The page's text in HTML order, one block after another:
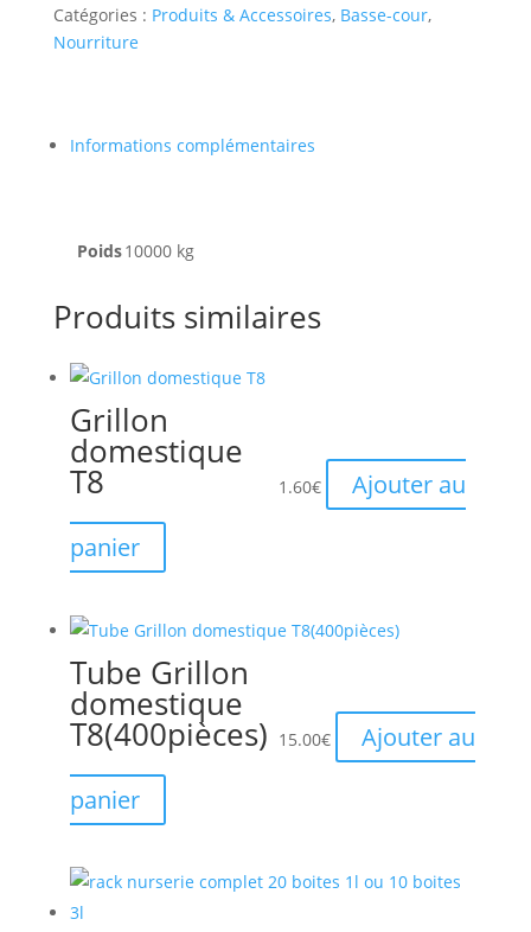
kg
Catégories : Produits & Accessoires, Basse-cour,
Nourriture
Informations complémentaires
Poids10000 kg
Produits similaires
Grillon
domestique
T8 1.60€
Ajouter au
panier
Tube Grillon
domestique
T8(400pièces) 15.00€
Ajouter au
panier